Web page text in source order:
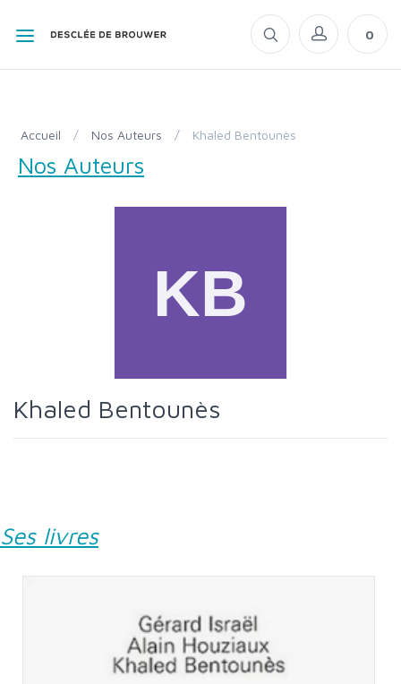
0
Accueil / Nos Auteurs / Khaled Bentounès
Nos Auteurs
Khaled Bentounès
Ses livres